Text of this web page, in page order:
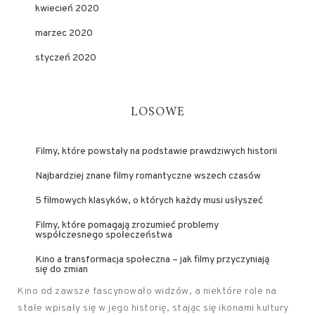
kwiecień 2020
marzec 2020
styczeń 2020
LOSOWE
Filmy, które powstały na podstawie prawdziwych historii
Najbardziej znane filmy romantyczne wszech czasów
5 filmowych klasyków, o których każdy musi usłyszeć
Filmy, które pomagają zrozumieć problemy
współczesnego społeczeństwa
Kino a transformacja społeczna – jak filmy przyczyniają
się do zmian
Kino od zawsze fascynowało widzów, a niektóre role na
stałe wpisały się w jego historię, stając się ikonami kultury